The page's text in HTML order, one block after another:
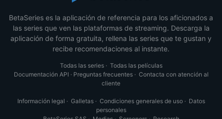
BetaSeries es la aplicación de referencia para los aficionados a
las series que ven las plataformas de streaming. Descarga la
aplicación de forma gratuita, rellena las series que te gustan y
recibe recomendaciones al instante.
Todas las series· Todas las películas
Documentación API · Preguntas frecuentes· Contacta con atención al
cliente
Información legal · Galletas· Condiciones generales de uso· Datos
personales